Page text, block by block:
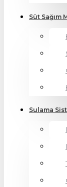
Süt Sağım
Sulama